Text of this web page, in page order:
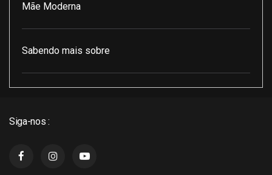
Mãe Moderna
Sabendo mais sobre
Siga-nos :